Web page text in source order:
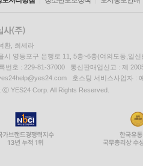
환, 최세라
시 영등포구 은행로 11, 5층~6층(여의도동,일신
번호 : 229-81-37000 통신판매업신고 : 제
호스팅 서비스사업자 :
ⓒ YES24 Corp. All Rights Reserved.